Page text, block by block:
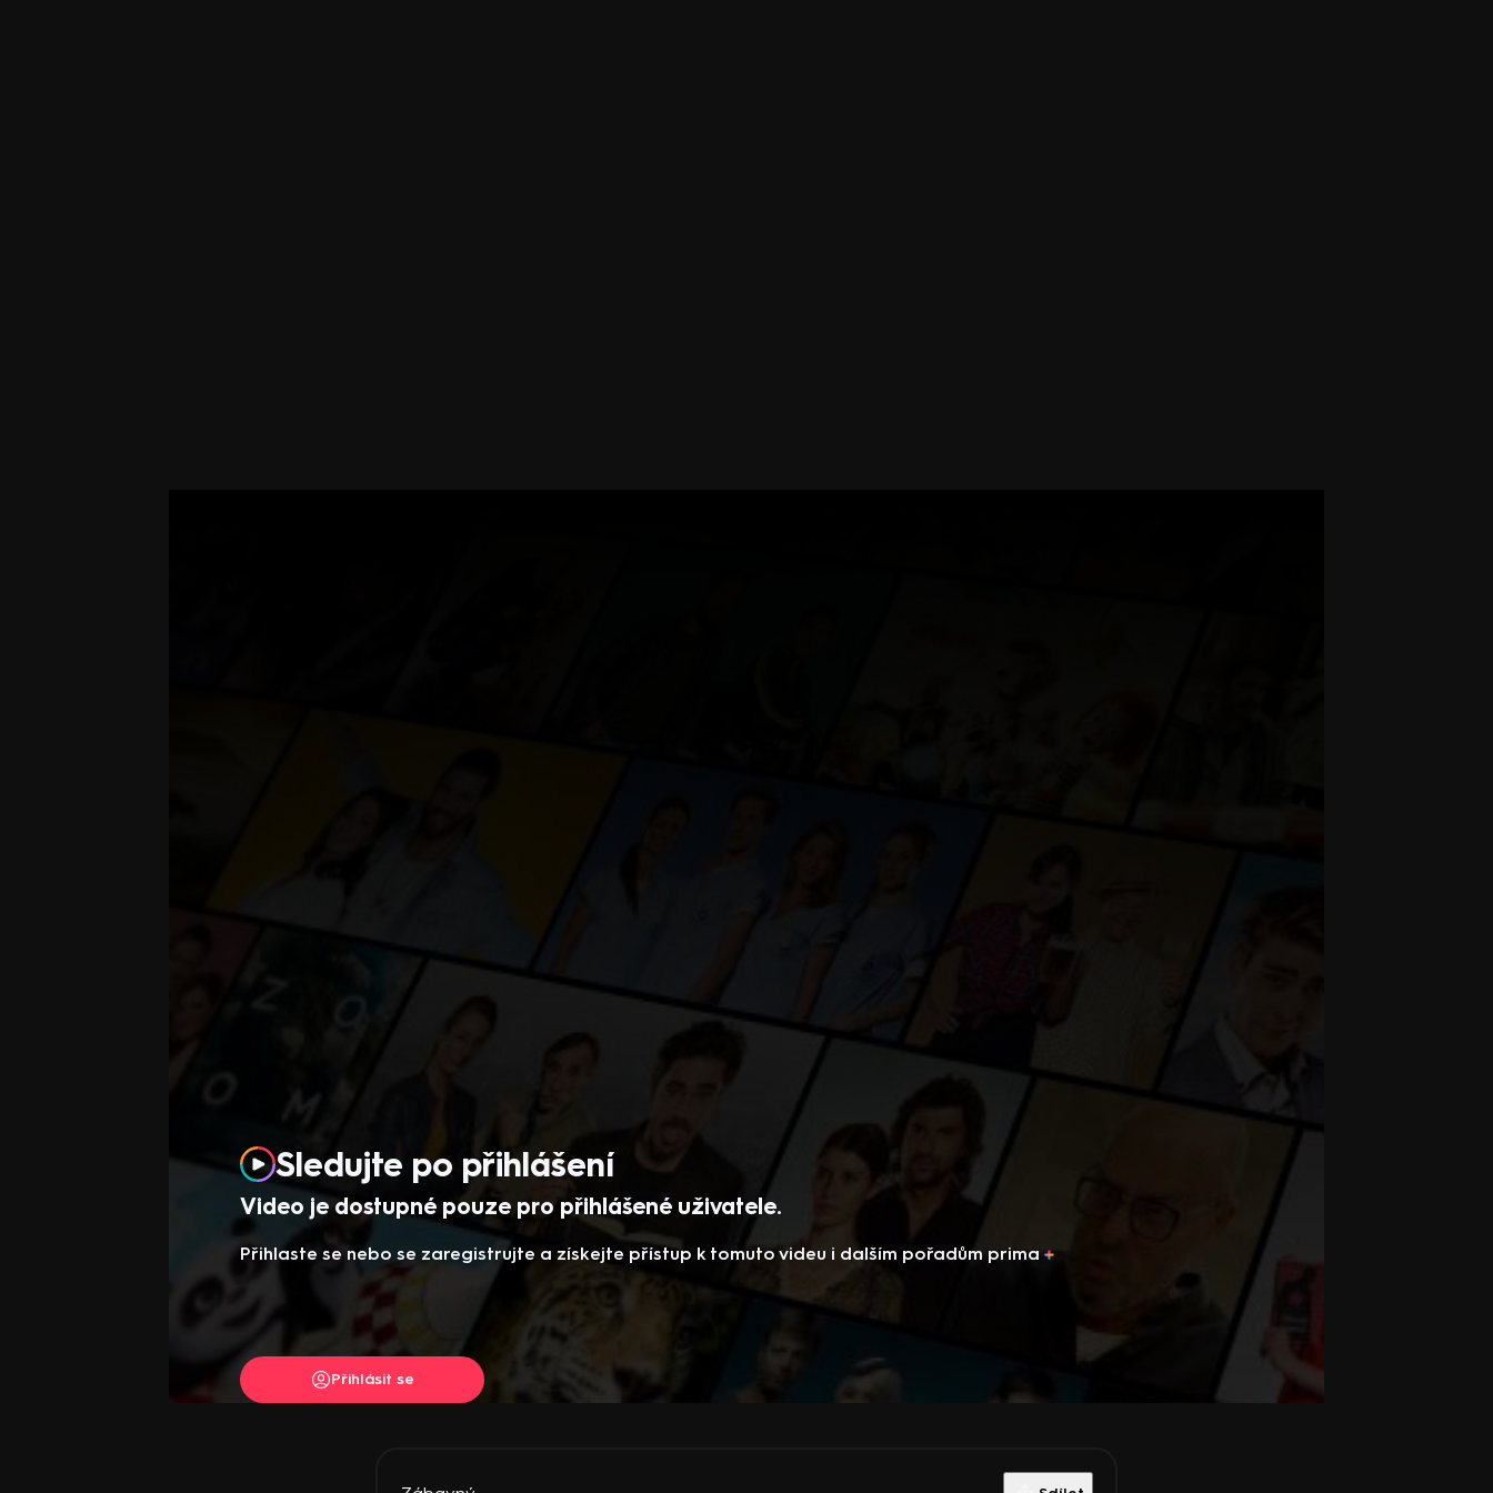
Video je dostupné pouze pro přihlášené uživatele.
Sledujte po přihlášení
Přihlaste se nebo se zaregistrujte a získejte přístup k tomuto videu i dalším pořadům prima
Přihlásit se